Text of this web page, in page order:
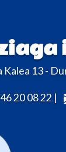
13 -
20 08 22 |